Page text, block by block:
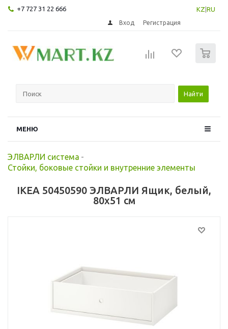
+7 727 31 22 666 KZ RU
Вход Регистрация
Найти
МЕНЮ
ЭЛВАРЛИ система -
Стойки, боковые стойки и внутренние элементы
IKEA 50450590 ЭЛВАРЛИ Ящик, белый,
80x51 см